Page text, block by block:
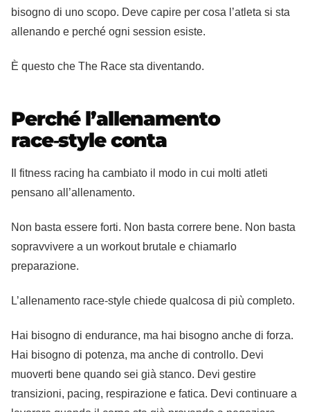
bisogno di uno scopo. Deve capire per cosa l’atleta si sta
allenando e perché ogni session esiste.
È questo che The Race sta diventando.
Perché l’allenamento
race‑style conta
Il fitness racing ha cambiato il modo in cui molti atleti
pensano all’allenamento.
Non basta essere forti. Non basta correre bene. Non basta
sopravvivere a un workout brutale e chiamarlo
preparazione.
L’allenamento race‑style chiede qualcosa di più completo.
Hai bisogno di endurance, ma hai bisogno anche di forza.
Hai bisogno di potenza, ma anche di controllo. Devi
muoverti bene quando sei già stanco. Devi gestire
transizioni, pacing, respirazione e fatica. Devi continuare a